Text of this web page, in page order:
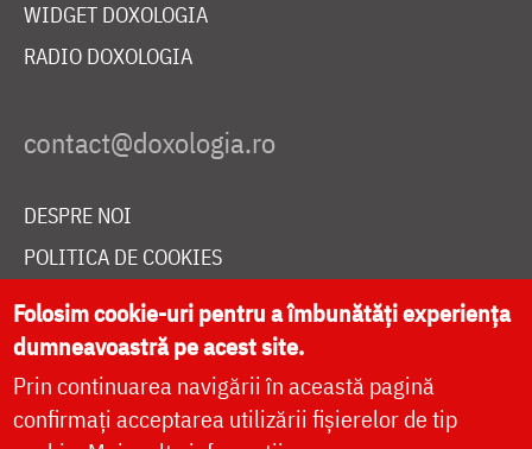
WIDGET DOXOLOGIA
RADIO DOXOLOGIA
DESPRE NOI
POLITICA DE COOKIES
DONEAZĂ ONLINE PENTRU CATEDRALA NAȚIONALĂ
LIVE
Folosim cookie-uri pentru a îmbunătăți experiența
dumneavoastră pe acest site.
Prin continuarea navigării în această pagină
confirmați acceptarea utilizării fișierelor de tip